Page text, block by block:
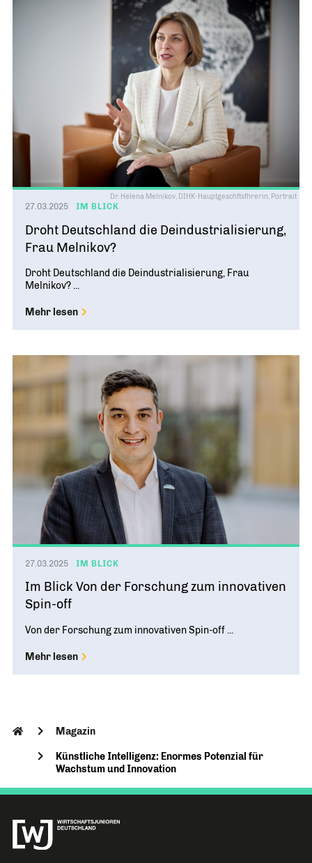
Dr. Helena Melnikov, DIHK-Hauptgeschftsfhrerin, Portrait
27.03.2025 IM BLICK
Droht Deutschland die Deindustrialisierung,
Frau Melnikov?
Droht Deutschland die Deindustrialisierung, Frau
Melnikov? ...
Mehr lesen
27.03.2025 IM BLICK
Im Blick Von der Forschung zum innovativen
Spin-off
Von der Forschung zum innovativen Spin-off ...
Mehr lesen
Magazin
Künstliche Intelligenz: Enormes Potenzial für
Wachstum und Innovation